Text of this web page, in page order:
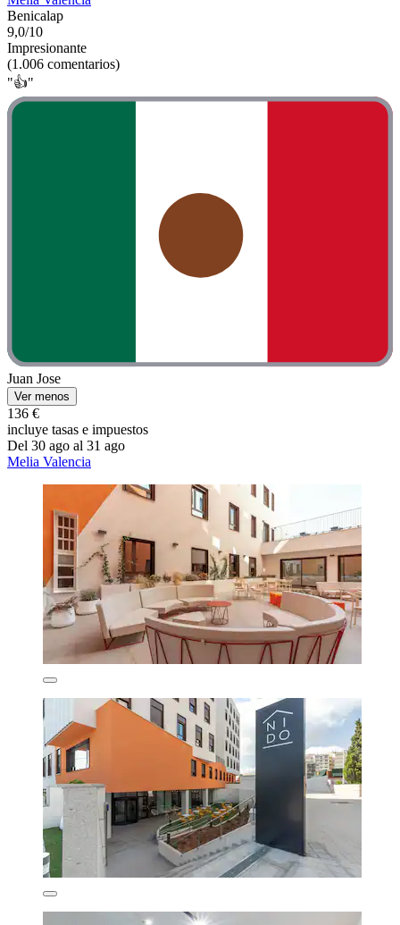
Benicalap
9,0/10
Impresionante
(1.006 comentarios)
"👍"
Juan Jose
Ver menos
136 €
incluye tasas e impuestos
Del 30 ago al 31 ago
Melia Valencia